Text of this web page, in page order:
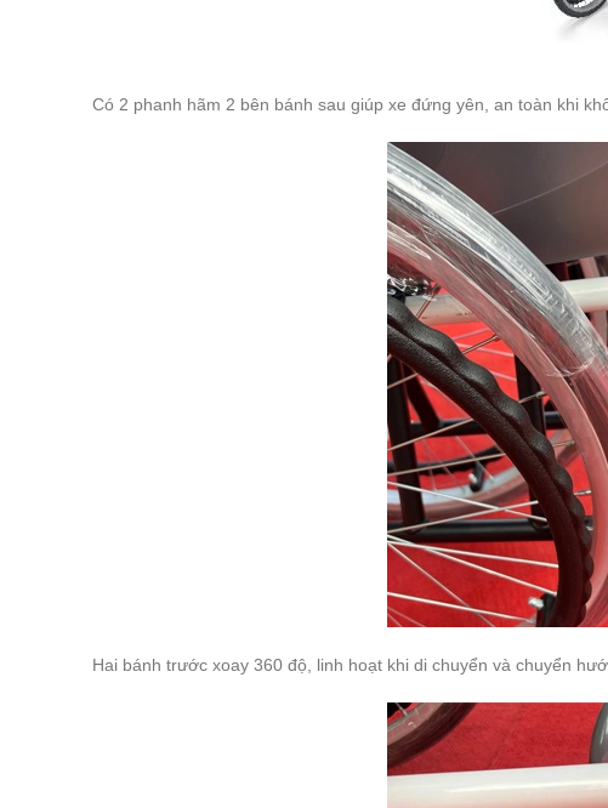
Có 2 phanh hãm 2 bên bánh sau giúp xe đứng yên, an toàn khi
Hai bánh trước xoay 360 độ, linh hoạt khi di chuyển và chuyển